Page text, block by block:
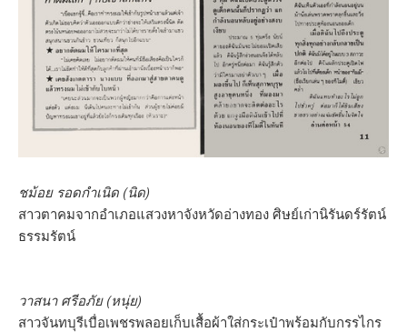
ชม้อย รอดกำเนิด (นิด)
สาวตาคมจากอำเภอแสวงหาจังหวัดอ่างทอง ศิษย์เก่านิรันดร์รัตน์
ธรรมรัตน์
วาสนา ศรีอภัย (หนุ่ย)
สาวจันทบุรีเบื่อเพชรพลอยเก็บเสื้อผ้าใส่กระเป๋าพร้อมกับกรรไกร